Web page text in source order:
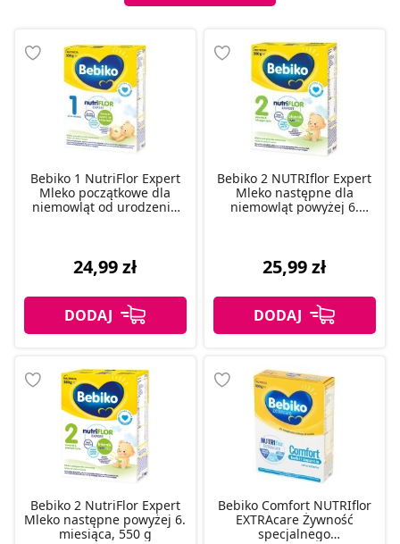
Bebiko 1 NutriFlor Expert
Mleko początkowe dla
niemowląt od urodzenia
24,99 zł
Bebiko 2 NUTRIflor Expert
Mleko następne dla
niemowląt powyżej 6.
25,99 zł
Bebiko 2 NutriFlor Expert
Mleko następne powyżej 6.
miesiąca, 550 g
Bebiko Comfort NUTRIflor
EXTRAcare Żywność
specjalnego